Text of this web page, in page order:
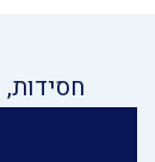
חסידות,